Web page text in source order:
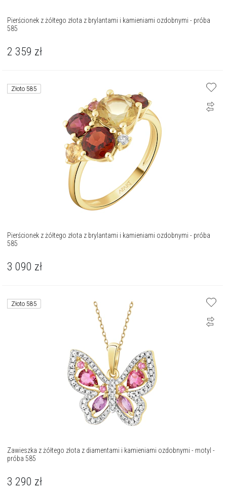
Pierścionek z żółtego złota z brylantami i kamieniami ozdobnymi - próba
585
2 359 zł
Złoto 585
Pierścionek z żółtego złota z brylantami i kamieniami ozdobnymi - próba
585
3 090 zł
Złoto 585
Zawieszka z żółtego złota z diamentami i kamieniami ozdobnymi - motyl -
próba 585
3 290 zł